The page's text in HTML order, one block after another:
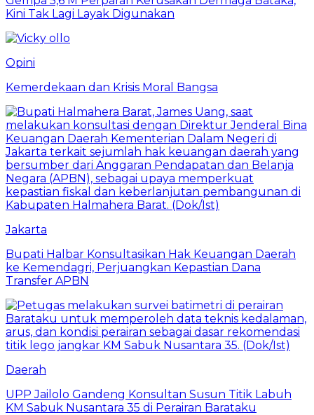
Kini Tak Lagi Layak Digunakan
Opini
Kemerdekaan dan Krisis Moral Bangsa
Jakarta
Bupati Halbar Konsultasikan Hak Keuangan Daerah
ke Kemendagri, Perjuangkan Kepastian Dana
Transfer APBN
Daerah
UPP Jailolo Gandeng Konsultan Susun Titik Labuh
KM Sabuk Nusantara 35 di Perairan Barataku